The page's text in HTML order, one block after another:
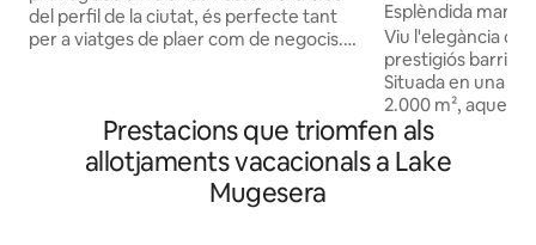
del perfil de la ciutat, és perfecte tant
per a viatges de plaer com de negocis.
confort i relaxació. És perfecte per a
famílies, grups petits o per a una
persona que viatgi sola. Situat en una
ubicació ideal a Kacyiru, a prop de
Esplèndida
infinita
Viu l'elegància
prestigiós barri de
Situada en una
2.000 m²,
4 dormitoris, 4
d'estar doble, una
secundària/
Prestacions que triomfen als
allotjaments vacacionals a Lake
Mugesera